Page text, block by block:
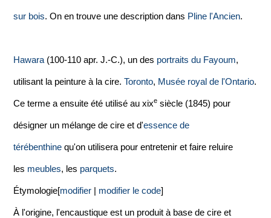
sur bois. On en trouve une description dans Pline l'Ancien.
Hawara (100-110 apr. J.-C.), un des portraits du Fayoum,
utilisant la peinture à la cire.Toronto, Musée royal de l'Ontario.
Ce terme a ensuite été utilisé au xixe siècle (1845) pour
désigner un mélange de cire et d'essence de
térébenthine qu'on utilisera pour entretenir et faire reluire
les meubles, les parquets.
Étymologie[modifier | modifier le code]
À l'origine, l'encaustique est un produit à base de cire et